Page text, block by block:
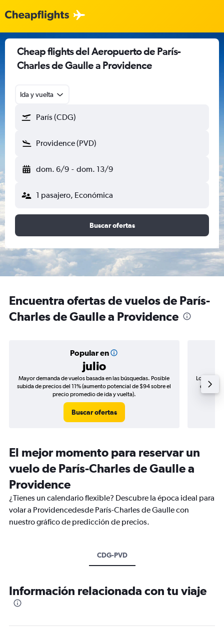
Cheap flights del Aeropuerto de París-
Charles de Gaulle a Providence
Ida y vuelta
París (CDG)
Providence (PVD)
dom. 6/9 - dom. 13/9
1 pasajero, Económica
Buscar ofertas
Encuentra ofertas de vuelos de París-
Charles de Gaulle a Providence
Popular en
julio
Mayor demanda de vuelos basada en las búsquedas. Posible
subida de precios del 11% (aumento potencial de $94 sobre el
precio promedio de ida y vuelta).
Buscar ofertas
Los
de
El mejor momento para reservar un
vuelo de París-Charles de Gaulle a
Providence
¿Tienes un calendario flexible? Descubre la época ideal para
volar a Providencedesde París-Charles de Gaulle con
nuestro gráfico de predicción de precios.
CDG-PVD
Información relacionada con tu viaje